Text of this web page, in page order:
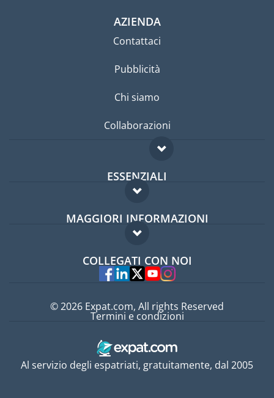
AZIENDA
Contattaci
Pubblicità
Chi siamo
Collaborazioni
ESSENZIALI
Forum per expat
Guida per expat
MAGGIORI INFORMAZIONI
Domande frequenti
Esperti
COLLEGATI CON NOI
Al servizio degli espatriati, gratuitamente, dal 2005
© 2026 Expat.com, All rights Reserved
Termini e condizioni